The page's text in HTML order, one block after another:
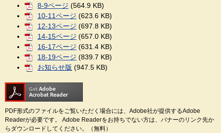
8-9ページ (564.9 KB)
10-11ページ (623.6 KB)
12-13ページ (697.8 KB)
14-15ページ (657.0 KB)
16-17ページ (631.4 KB)
18-19ページ (839.7 KB)
お知らせ版 (947.5 KB)
PDF形式のファイルをご覧いただく場合には、Adobe社が提供するAdobe
Readerが必要です。
Adobe Readerをお持ちでない方は、バナーのリンク先か
らダウンロードしてください。（無料）